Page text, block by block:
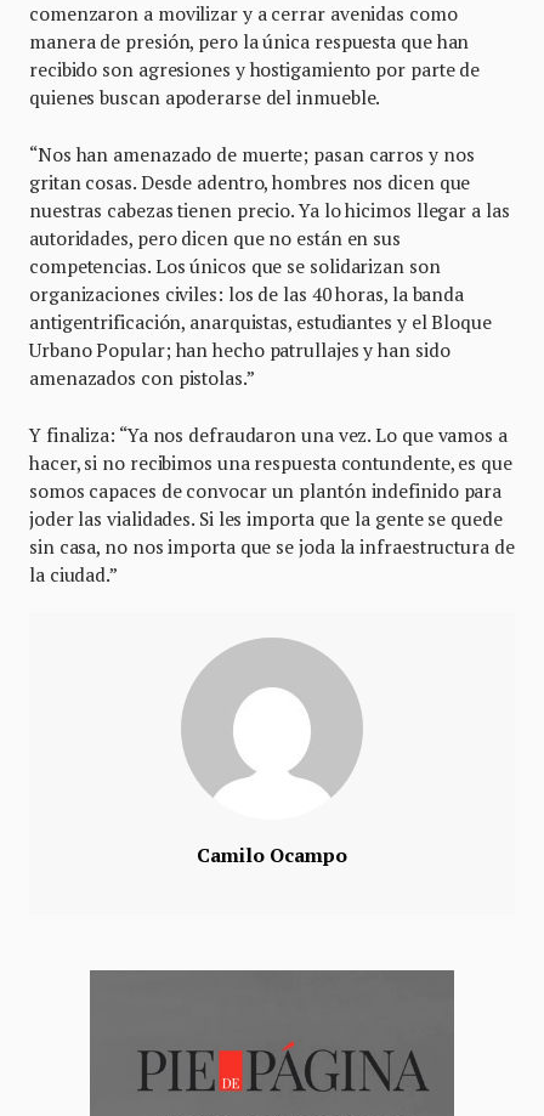
comenzaron a movilizar y a cerrar avenidas como
manera de presión, pero la única respuesta que han
recibido son agresiones y hostigamiento por parte de
quienes buscan apoderarse del inmueble.
“Nos han amenazado de muerte; pasan carros y nos
gritan cosas. Desde adentro, hombres nos dicen que
nuestras cabezas tienen precio. Ya lo hicimos llegar a las
autoridades, pero dicen que no están en sus
competencias. Los únicos que se solidarizan son
organizaciones civiles: los de las 40 horas, la banda
antigentrificación, anarquistas, estudiantes y el Bloque
Urbano Popular; han hecho patrullajes y han sido
amenazados con pistolas.”
Y finaliza: “Ya nos defraudaron una vez. Lo que vamos a
hacer, si no recibimos una respuesta contundente, es que
somos capaces de convocar un plantón indefinido para
joder las vialidades. Si les importa que la gente se quede
sin casa, no nos importa que se joda la infraestructura de
la ciudad.”
Camilo Ocampo